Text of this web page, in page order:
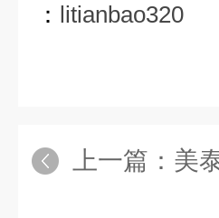
： litianbao320
上一篇： 美